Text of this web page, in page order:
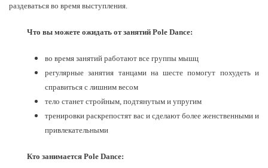
раздеваться во время выступления.
Что вы можете ожидать от занятий Pole Dance:
во время занятий работают все группы мышц
регулярные занятия танцами на шесте помогут похудеть и
справиться с лишним весом
тело станет стройным, подтянутым и упругим
тренировки раскрепостят вас и сделают более женственными и
привлекательными
Кто занимается Pole Dance: